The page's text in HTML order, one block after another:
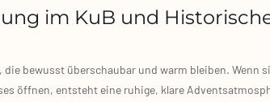
im KuB und
bewusst über­schau­bar und warm blei­ben. Wenn
öff­nen, ent­steht eine ruhi­ge, kla­re